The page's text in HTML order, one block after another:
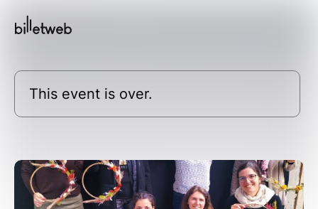
This event is over.